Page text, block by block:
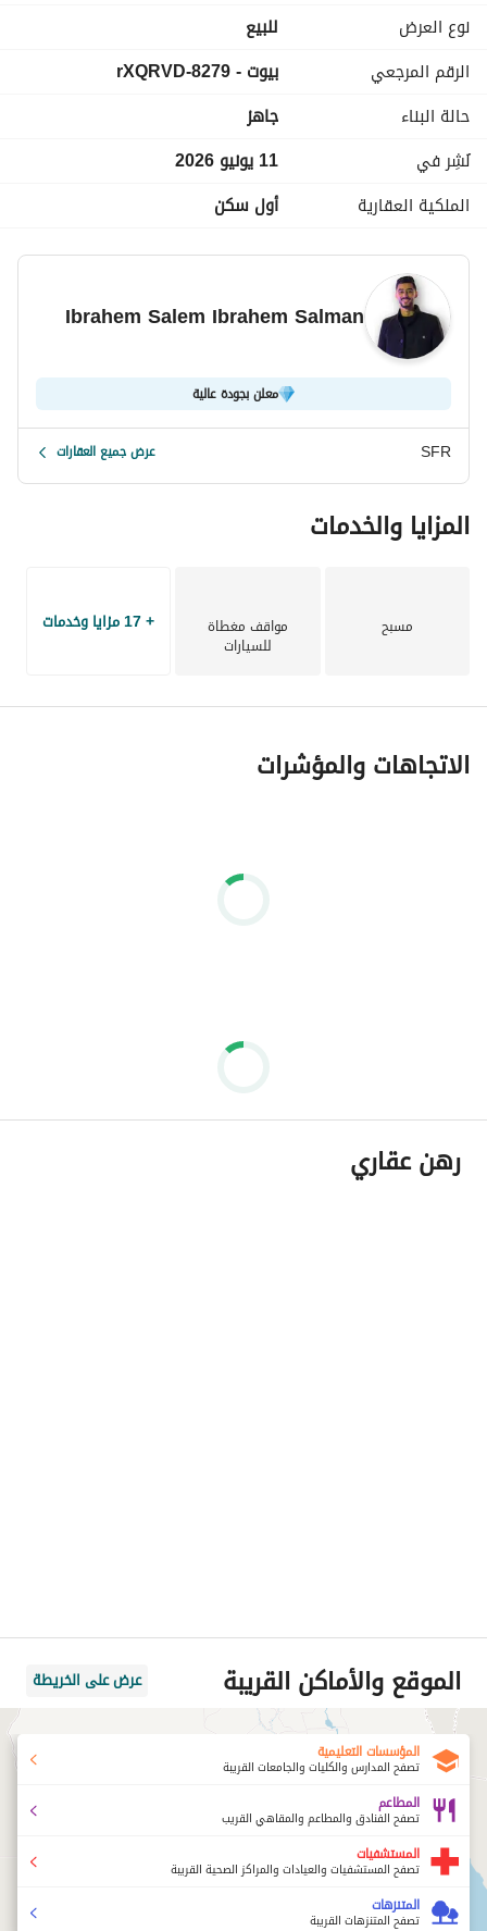
نوع العرض
للبيع
الرقم المرجعي
بيوت - 8279-rXQRVD
حالة البناء
جاهز
نُشِر في
11 يونيو 2026
الملكية العقارية
أول سكن
Ibrahem Salem Ibrahem Salman
معلن بجودة عالية
SFR عرض جميع العقارات
المزايا والخدمات
مسبح مواقف مغطاة
للسيارات
+ 17 مزايا وخدمات
الاتجاهات والمؤشرات
رهن عقاري
الموقع والأماكن القريبة عرض على الخريطة
المؤسسات التعليمية
تصفح المدارس والكليات والجامعات القريبة
المطاعم
تصفح الفنادق والمطاعم والمقاهي القريب
المستشفيات
تصفح المستشفيات والعيادات والمراكز الصحية القريبة
المتنزهات
تصفح المتنزهات القريبة